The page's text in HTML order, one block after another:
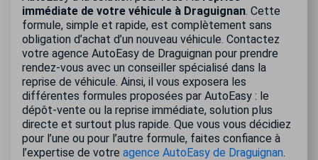
immédiate de votre véhicule à Draguignan. Cette
formule, simple et rapide, est complètement sans
obligation d’achat d’un nouveau véhicule. Contactez
votre agence AutoEasy de Draguignan pour prendre
rendez-vous avec un conseiller spécialisé dans la
reprise de véhicule. Ainsi, il vous exposera les
différentes formules proposées par AutoEasy : le
dépôt-vente ou la reprise immédiate, solution plus
directe et surtout plus rapide. Que vous vous décidiez
pour l’une ou pour l’autre formule, faites confiance à
l’expertise de votre agence AutoEasy de Draguignan.